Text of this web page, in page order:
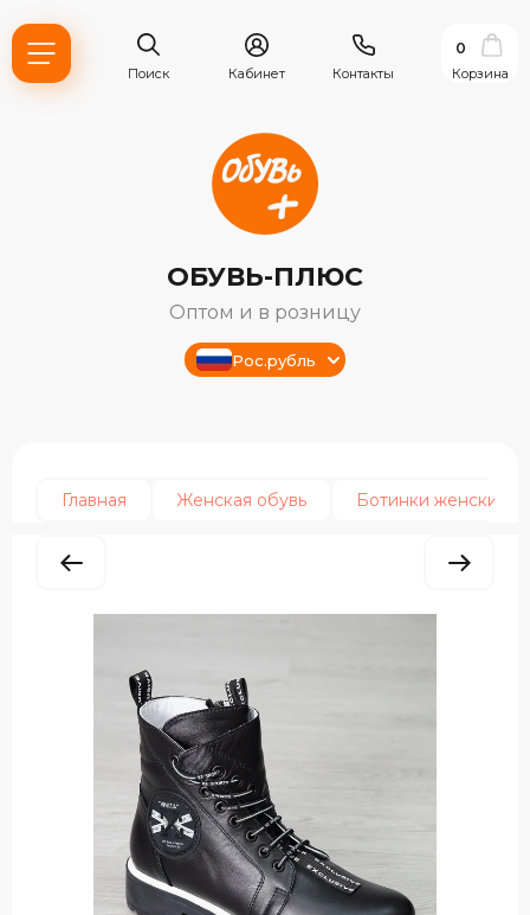
Поиск Кабинет Контакты
0
Корзина
ОБУВЬ-ПЛЮС
Оптом и в розницу
Рос.рубль
Главная Женская обувь Ботинки женские